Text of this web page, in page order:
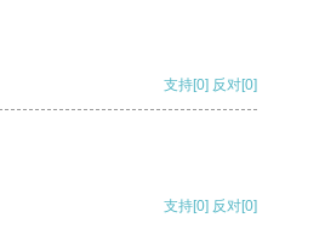
支持[0] 反对[0]
支持[0] 反对[0]